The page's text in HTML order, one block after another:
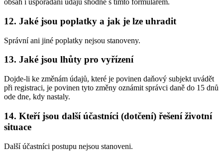
obsah i uspořádání údajů shodné s tímto formulářem.
12. Jaké jsou poplatky a jak je lze uhradit
Správní ani jiné poplatky nejsou stanoveny.
13. Jaké jsou lhůty pro vyřízení
Dojde-li ke změnám údajů, které je povinen daňový subjekt uvádět
při registraci, je povinen tyto změny oznámit správci daně do 15 dnů
ode dne, kdy nastaly.
14. Kteří jsou další účastníci (dotčení) řešení životní
situace
Další účastníci postupu nejsou stanoveni.